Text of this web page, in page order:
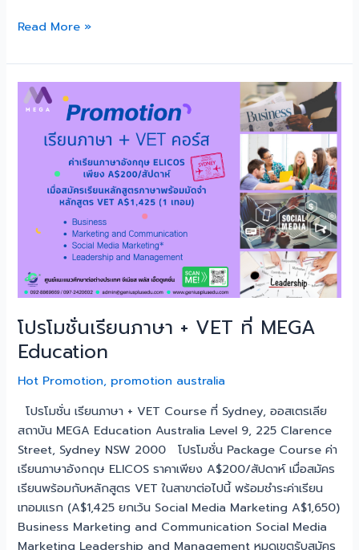
Read More »
โปรโมชั่นเรียนภาษา + VET ที่ MEGA
Education
Hot Promotion, promotion australia
โปรโมชั่น เรียนภาษา + VET Course ที่ Sydney, ออสเตรเลีย
สถาบัน MEGA Education Australia Level 9, 225 Clarence
Street, Sydney NSW 2000 โปรโมชั่น Package Course ค่า
เรียนภาษาอังกฤษ ELICOS ราคาเพียง A$200/สัปดาห์ เมื่อสมัคร
เรียนพร้อมกับหลักสูตร VET ในสาขาต่อไปนี้ พร้อมชำระค่าเรียน
เทอมแรก (A$1,425 ยกเว้น Social Media Marketing A$1,650)
Business Marketing and Communication Social Media
Marketing Leadership and Management หมดเขตรับสมัคร
โปร
โม
Education